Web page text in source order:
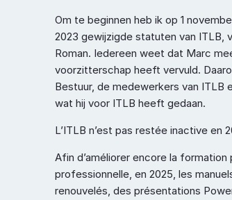
Om te beginnen heb ik op 1
2023 gewijzigde statuten van ITLB,
Roman. Iedereen weet dat Marc
voorzitterschap heeft vervuld.
Bestuur, de medewerkers van ITLB
wat hij voor ITLB heeft gedaan.
L’ITLB n’est pas restée inactive en
Afin d’améliorer encore la
professionnelle, en 2025, les
renouvelés, des présentations